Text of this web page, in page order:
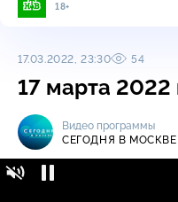
18+
17.03.2022, 23:30 54
17 марта 2022
Видео программы
СЕГОДНЯ В МОСКВЕ